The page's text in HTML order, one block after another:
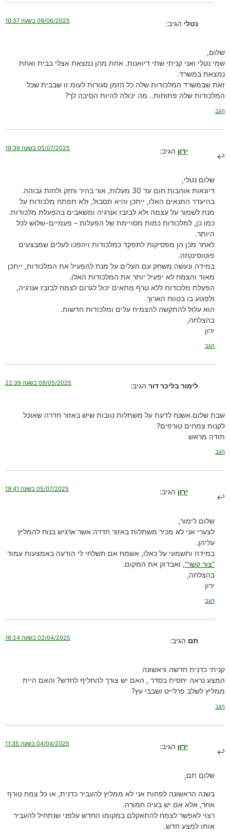
נטלי הגיב: 09/06/2025 בשעה 10:37
שלום,
שמי נטלי ואני קניתי שתי דיואנות. אחת מהן נמצאת אצלי בבית ואחת
נמצאת במשרד.
זאת שבמשרד המלכודות שלה כל הזמן סגורות לעומ זו שבבית שכל
המלכודות שלה פתוחות.. מה יכולה להיות הסיבה לך?
הגב
ירון הגיב: 05/07/2025 בשעה 19:39
שלום נטלי,
דיונאות אוהבות חום עד 30 מעלות, אור בהיר וחזק ולחות גבוהה.
בהיעדר התנאים האלו, ייתכן והיא תסבול, ולא תפתח מלכודות על
מנת לשמור על עצמה ולא לבזבז אנרגיה ומשאבים בהפעלת מלכודות.
כמו כן, למלכודות כמות מסויימת של הפעלות – פעמיים-שלוש לכל
היותר.
לאחר מכן הן מפסיקות לתפקד כמלכודות ויהפכו לעלים שמבצעים
פוטוסינטזה.
במידה ונעשה משחק עם העלים על מנת להפעיל את המלכודות, ייתכן
מאוד והצמח לא יפעיל יותר את המלכודות האלו.
הפעלת מלכודות ללא טרף מתאים יכול לגרום לצמח לבזבז אנרגיה,
ולפגוע בו בטווח הארוך.
הוא עלול להתקשה להצמיח עלים ומלכודות חדשות.
בהצלחה,
ירון
הגב
לימור בליכר דור הגיב: 09/05/2025 בשעה 22:39
שבת שלום.אשנח לדעת על משתלות טובות שיש באזור חדרה שאוכל
לקנות צמחים טורפים?
תודה מראש
הגב
ירון הגיב: 05/07/2025 בשעה 19:41
שלום לימור,
לצערי אני לא מכיר משתלות באזור חדרה אשר ארגיש בנוח להמליץ
עליהן.
במידה ותשמעי על כאלו, אשמח אם תשלחי לי הודעה באמצעות עמוד
“צור קשר”, ואבדוק את המקום.
בהצלחה,
ירון
הגב
תם הגיב: 02/04/2025 בשעה 16:24
קניתי כדנית חדשה וראשונה
המצע נראה יחסית בסדר , האם יש צורך להחליף לחדש? והאם היית
ממליץ לשלב פרלייט ושבבי עץ?
הגב
ירון הגיב: 04/04/2025 בשעה 11:35
שלום תם,
בשנה הראשונה לפחות אני לא ממליץ להעביר כדנית, או כל צמח טורף
אחר, אלא אם יש בעיה חמורה.
רצוי לאפשר לצמח להתאקלם במקומו החדש עלפני שנתחיל להעביר
אותו למצע חדש.